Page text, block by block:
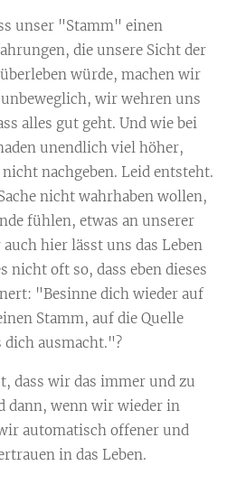
unser "Stamm" einen
die unsere Sicht der
würde, machen wir
wir wehren uns
alles gut geht. Und wie bei
unendlich viel höher,
nachgeben. Leid entsteht.
nicht wahrhaben wollen,
fühlen, etwas an unserer
hier lässt uns das Leben
nicht oft so, dass eben dieses
"Besinne dich wieder auf
Stamm, auf die Quelle
dich ausmacht."?
dass wir das immer und zu
dann, wenn wir wieder in
automatisch offener und
in das Leben.